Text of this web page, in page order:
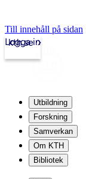
Till innehåll på sidan
kth.se
Logga in
Utbildning
Forskning
Samverkan
Om KTH
Bibliotek